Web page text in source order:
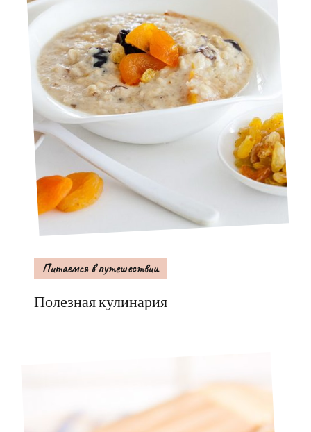
Питаемся в путешествии
Полезная кулинария